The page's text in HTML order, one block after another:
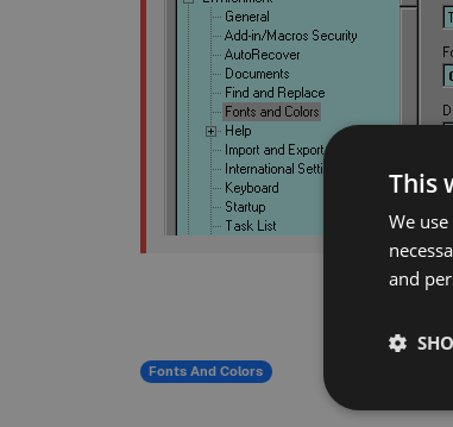
Fonts And Colors
This
We
and